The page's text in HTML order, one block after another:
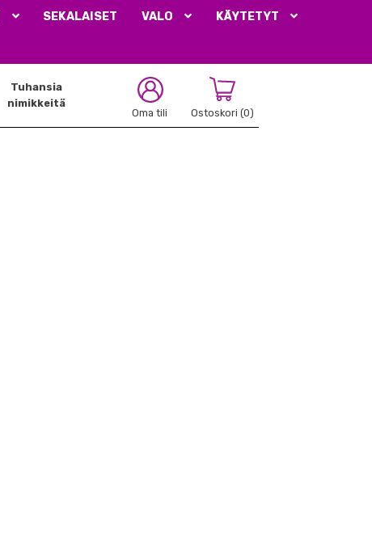
SEKALAISET VALO KÄYTETYT
Oma tili Ostoskori (0)
Tuhansia
nimikkeitä